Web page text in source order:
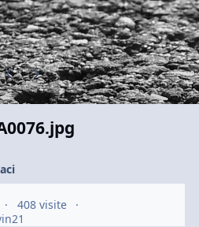
carousel slide
Next carousel slide
408 visite